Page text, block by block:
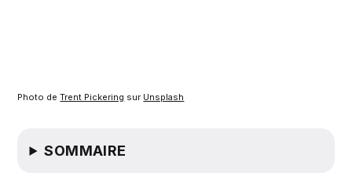
Photo de Trent Pickering sur Unsplash
SOMMAIRE